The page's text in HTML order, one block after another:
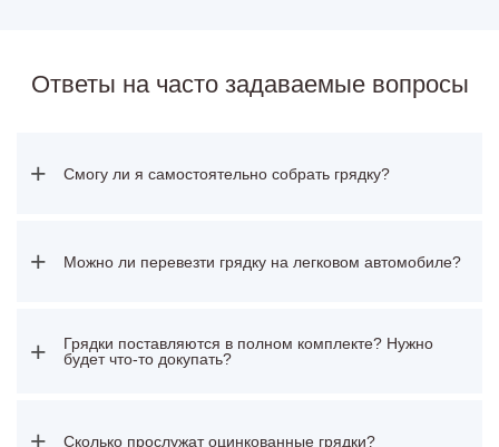
Ответы на часто задаваемые вопросы
+ Смогу ли я самостоятельно собрать грядку?
+ Можно ли перевезти грядку на легковом автомобиле?
+
Грядки поставляются в полном комплекте? Нужно
будет что-то докупать?
+ Сколько прослужат оцинкованные грядки?